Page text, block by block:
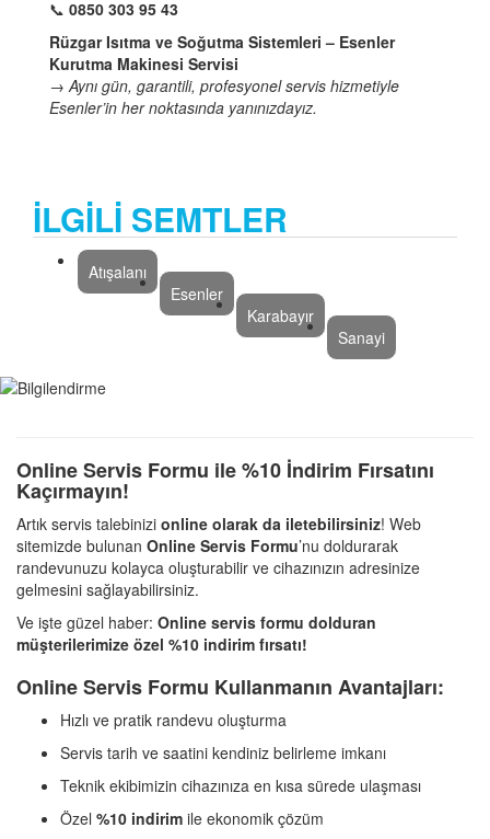
📞 0850 303 95 43
Rüzgar Isıtma ve Soğutma Sistemleri – Esenler
Kurutma Makinesi Servisi
→Aynı gün, garantili, profesyonel servis hizmetiyle
Esenler’in her noktasında yanınızdayız.
İLGİLİ SEMTLER
Atışalanı
Esenler
Karabayır
Sanayi
Online Servis Formu ile %10 İndirim Fırsatını
Kaçırmayın!
Artık servis talebinizi online olarak da iletebilirsiniz! Web
sitemizde bulunan Online Servis Formu’nu doldurarak
randevunuzu kolayca oluşturabilir ve cihazınızın adresinize
gelmesini sağlayabilirsiniz.
Ve işte güzel haber: Online servis formu dolduran
müşterilerimize özel %10 indirim fırsatı!
Online Servis Formu Kullanmanın Avantajları:
Hızlı ve pratik randevu oluşturma
Servis tarih ve saatini kendiniz belirleme imkanı
Teknik ekibimizin cihazınıza en kısa sürede ulaşması
Özel %10 indirim ile ekonomik çözüm